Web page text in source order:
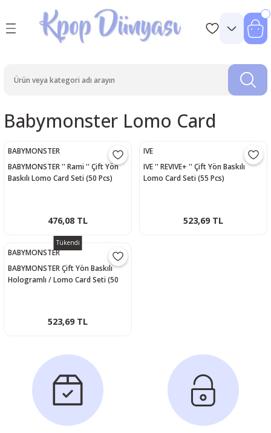
Babymonster Lomo Card
BABYMONSTER
BABYMONSTER '' Rami '' Çift Yön
Baskılı Lomo Card Seti (50 Pcs)
476,08 TL
IVE
IVE '' REVIVE+ '' Çift Yön Baskılı
Lomo Card Seti (55 Pcs)
523,69 TL
Tükendi
BABYMONSTER
BABYMONSTER Çift Yön Baskılı
Hologramlı / Lomo Card Seti (50
523,69 TL